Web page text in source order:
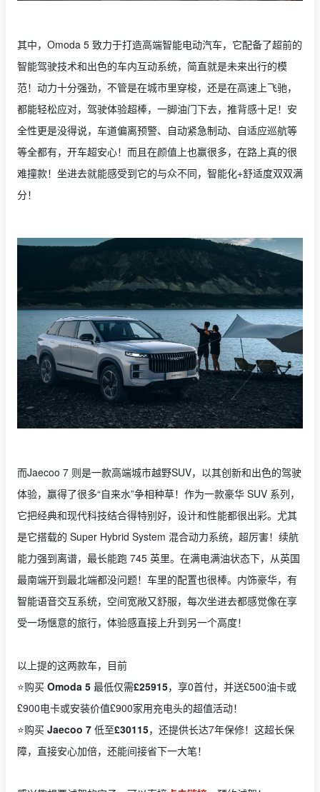
其中，Omoda 5 致力于打造高端智能电动汽车，它配备了超前的
智能驾驶技术和出色的车内互动系统，简直就是未来出行的模
范！动力十分强劲，不管是在城市里穿梭，还是在高速上飞驰，
都能轻松应对，驾驶体验超棒，一脚油门下去，推背感十足！安
全性更是没得说，车道偏离预警、自动紧急制动、自适应巡航等
等全都有，开车超安心！而且在颜值上也赢很多，在路上真的很
难撞款！坐进去就能感受到它的与众不同，智能化+舒适度双双满
分！
而Jaecoo 7 则是一款高端城市越野SUV，以其创新和出色的驾驶
体验，赢得了很多“自来水”争相种草！作为一款豪华 SUV 系列，
它把经典和现代科技结合得特别好，设计和性能都很出彩。尤其
是它搭载的 Super Hybrid System 混合动力系统，超厉害！续航
能力强到离谱，最长能跑 745 英里。在满电满油状态下，从英国
最南端开到最北端都没问题！车里的配置也很棒。内饰豪华，有
智能语音交互系统，空间宽敞又舒服，每次坐进去都感觉像在享
受一场惬意的旅行，体验感直接上升到另一个高度！
以上提的这两款车，目前
⭐️购买 Omoda 5 最低仅需£25915，享0首付，并送£500油卡或
£900电卡或安装价值£900家用充电头的超值活动！
⭐️购买 Jaecoo 7 低至£30115，还提供长达7年保修！这超长保
障，直接安心加倍，还能间接省下一大笔！